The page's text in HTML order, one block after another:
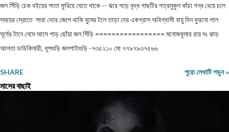
জল সিঁড়ি চেক বইয়ের পাতা ফুরিয়ে যেতে থাকে -- ঝরে পড়ে বৃদ্ধ গাছটির পত্রমুকুল কাঁচা গন্ধ বেয়ে চলে
সময়ের স্রোতে সারা ভোর জেগে থাকি ঘুমের টলে তাড়া দেয় একগ্রাস অবিশ্বাসী বায়ু দিন ফুরনো লাল
সূর্যের টানে নেমে আসে পাড় ছোঁয়া জল সিঁড়ি ================= মনোজকুমার রায় দঃ ঝাড়
আলতা ডাউকিমারী, ধূপগুড়ি জলপাইগুড়ি -৭৩৫২১০ মো ৭৭৯৭৯৩৭৫৬৬
SHARE পুরো লেখাটি পড়ুন »
মাসের বাছাই